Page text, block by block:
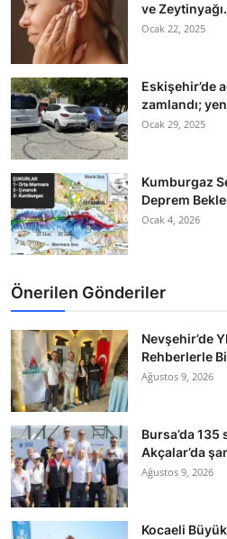
ve
Ocak 22, 2025
Eskişehir’de
zamlandı;
Ocak 29, 2025
Kumburgaz
Deprem
Ocak 4, 2026
Önerilen Gönderiler
Nevşehir’de
Rehberlerle
Ağustos 9, 2026
Bursa’da 135
Akçalar’da
Ağustos 9, 2026
Kocaeli